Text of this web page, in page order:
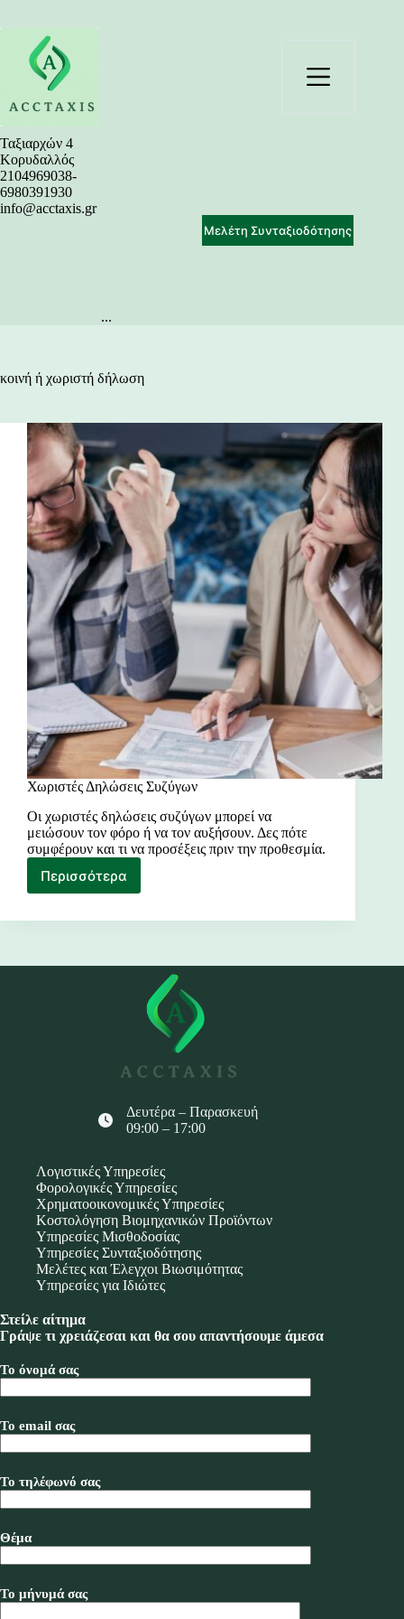
περιεχόμενο
Ταξιαρχών 4
Κορυδαλλός
2104969038-
6980391930
info@acctaxis.gr
...
Μελέτη Συνταξιοδότησης
κοινή ή χωριστή δήλωση
Χωριστές Δηλώσεις Συζύγων
Οι χωριστές δηλώσεις συζύγων μπορεί να
μειώσουν τον φόρο ή να τον αυξήσουν. Δες πότε
συμφέρουν και τι να προσέξεις πριν την προθεσμία.
Περισσότερα
Χωριστές
Συζύγων
Δευτέρα – Παρασκευή
09:00 – 17:00
Λογιστικές Υπηρεσίες
Φορολογικές Υπηρεσίες
Χρηματοοικονομικές Υπηρεσίες
Κοστολόγηση Βιομηχανικών Προϊόντων
Υπηρεσίες Μισθοδοσίας
Υπηρεσίες Συνταξιοδότησης
Μελέτες και Έλεγχοι Βιωσιμότητας
Υπηρεσίες για Ιδιώτες
Στείλε αίτημα
Γράψε τι χρειάζεσαι και θα σου απαντήσουμε άμεσα
Το όνομά σας
Το email σας
Το τηλέφωνό σας
Θέμα
Το μήνυμά σας